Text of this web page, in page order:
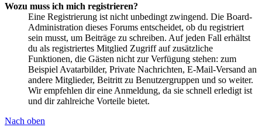
Wozu muss ich mich registrieren?
Eine Registrierung ist nicht unbedingt zwingend. Die Board-
Administration dieses Forums entscheidet, ob du registriert
sein musst, um Beiträge zu schreiben. Auf jeden Fall erhältst
du als registriertes Mitglied Zugriff auf zusätzliche
Funktionen, die Gästen nicht zur Verfügung stehen: zum
Beispiel Avatarbilder, Private Nachrichten, E-Mail-Versand an
andere Mitglieder, Beitritt zu Benutzergruppen und so weiter.
Wir empfehlen dir eine Anmeldung, da sie schnell erledigt ist
und dir zahlreiche Vorteile bietet.
Nach oben